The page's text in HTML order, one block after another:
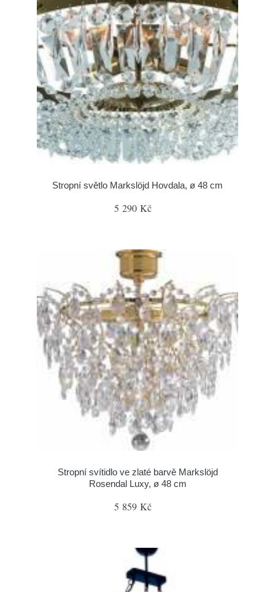
Stropní světlo Markslöjd Hovdala, ø 48 cm
5 290 Kč
Stropní svítidlo ve zlaté barvě Markslöjd
Rosendal Luxy, ø 48 cm
5 859 Kč